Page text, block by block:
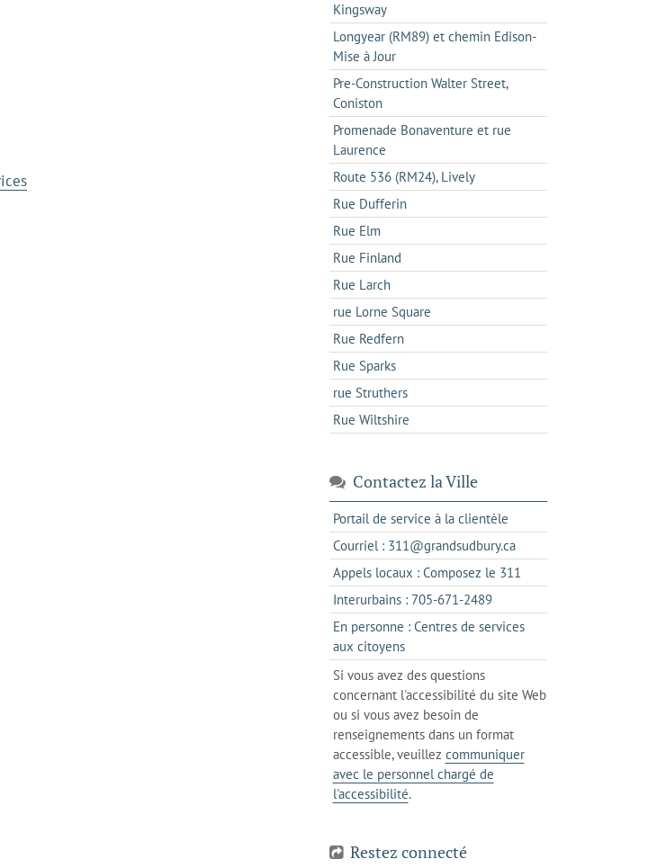
Kingsway
Longyear (RM89) et chemin Edison-
Mise à Jour
Pre-Construction Walter Street,
Coniston
Promenade Bonaventure et rue
Laurence
Route 536 (RM24), Lively
Rue Dufferin
Rue Elm
Rue Finland
Rue Larch
rue Lorne Square
Rue Redfern
Rue Sparks
rue Struthers
Rue Wiltshire
Contactez la Ville
Portail de service à la clientèles'ouvre
dans
un
nouvel
Courriel : 311@grandsudbury.cas'ouvre
dans
votre
de
Appels locaux : Composez le 311
dans
un
client
téléphone
Interurbains : 705-671-2489s'ouvre
dans
client
votre
En personne : Centres de services
aux citoyenss'ouvre
dans
l'onglet
actuel
Si vous avez des questions
concernant l'accessibilité du site Web
ou si vous avez besoin de
renseignements dans un format
accessible, veuillez communiquer
avec le personnel chargé de
l'accessibilité.
Restez connecté